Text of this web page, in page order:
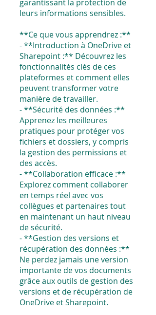
garantissant la protection de
leurs informations sensibles.
**Ce que vous apprendrez :**
- **Introduction à OneDrive et
Sharepoint :** Découvrez les
fonctionnalités clés de ces
plateformes et comment elles
peuvent transformer votre
manière de travailler.
- **Sécurité des données :**
Apprenez les meilleures
pratiques pour protéger vos
fichiers et dossiers, y compris
la gestion des permissions et
des accès.
- **Collaboration efficace :**
Explorez comment collaborer
en temps réel avec vos
collègues et partenaires tout
en maintenant un haut niveau
de sécurité.
- **Gestion des versions et
récupération des données :**
Ne perdez jamais une version
importante de vos documents
grâce aux outils de gestion des
versions et de récupération de
OneDrive et Sharepoint.